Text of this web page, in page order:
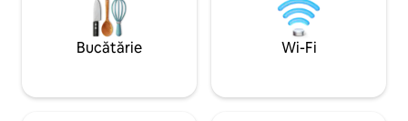
Bucătărie Wi-Fi